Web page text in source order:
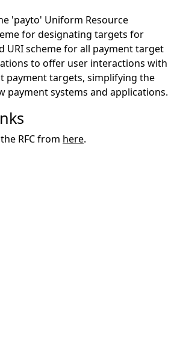
'payto' Uniform Resource
for designating targets for
URI scheme for all payment target
to offer user interactions with
payment targets, simplifying the
payment systems and applications.
RFC from here.